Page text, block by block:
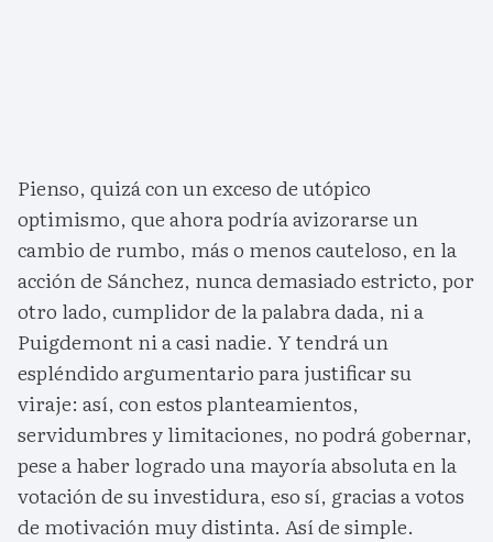
Pienso, quizá con un exceso de utópico
optimismo, que ahora podría avizorarse un
cambio de rumbo, más o menos cauteloso, en la
acción de Sánchez, nunca demasiado estricto, por
otro lado, cumplidor de la palabra dada, ni a
Puigdemont ni a casi nadie. Y tendrá un
espléndido argumentario para justificar su
viraje: así, con estos planteamientos,
servidumbres y limitaciones, no podrá gobernar,
pese a haber logrado una mayoría absoluta en la
votación de su investidura, eso sí, gracias a votos
de motivación muy distinta. Así de simple.